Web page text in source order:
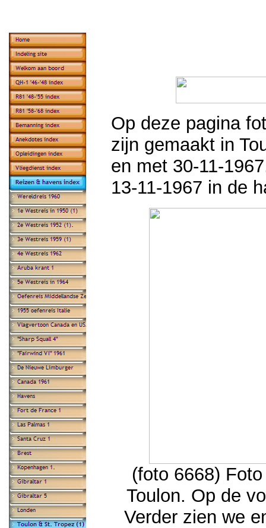
Op deze pagina
zijn gemaakt in
en met 30-11-
13-11-1967 in de
(foto 6668)
Toulon. Op de
Verder zien we